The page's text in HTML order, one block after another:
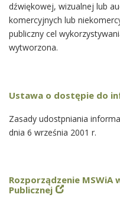
dźwiękowej, wizualnej lub
komercyjnych lub
publiczny cel
wytworzona.
Ustawa o dostępie do
Zasady udostpniania
dnia 6 września 2001 r.
Rozporządzenie
Publicznej